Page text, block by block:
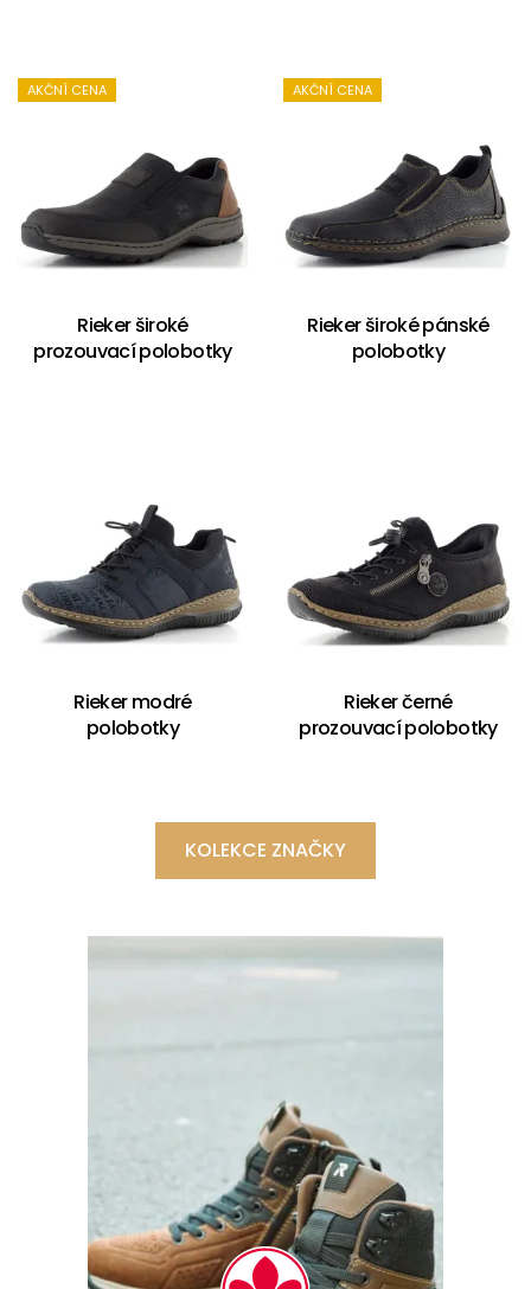
AKČNÍ CENA
Rieker široké
prozouvací polobotky
AKČNÍ CENA
Rieker široké pánské
polobotky
Rieker modré
polobotky
Rieker černé
prozouvací polobotky
KOLEKCE ZNAČKY